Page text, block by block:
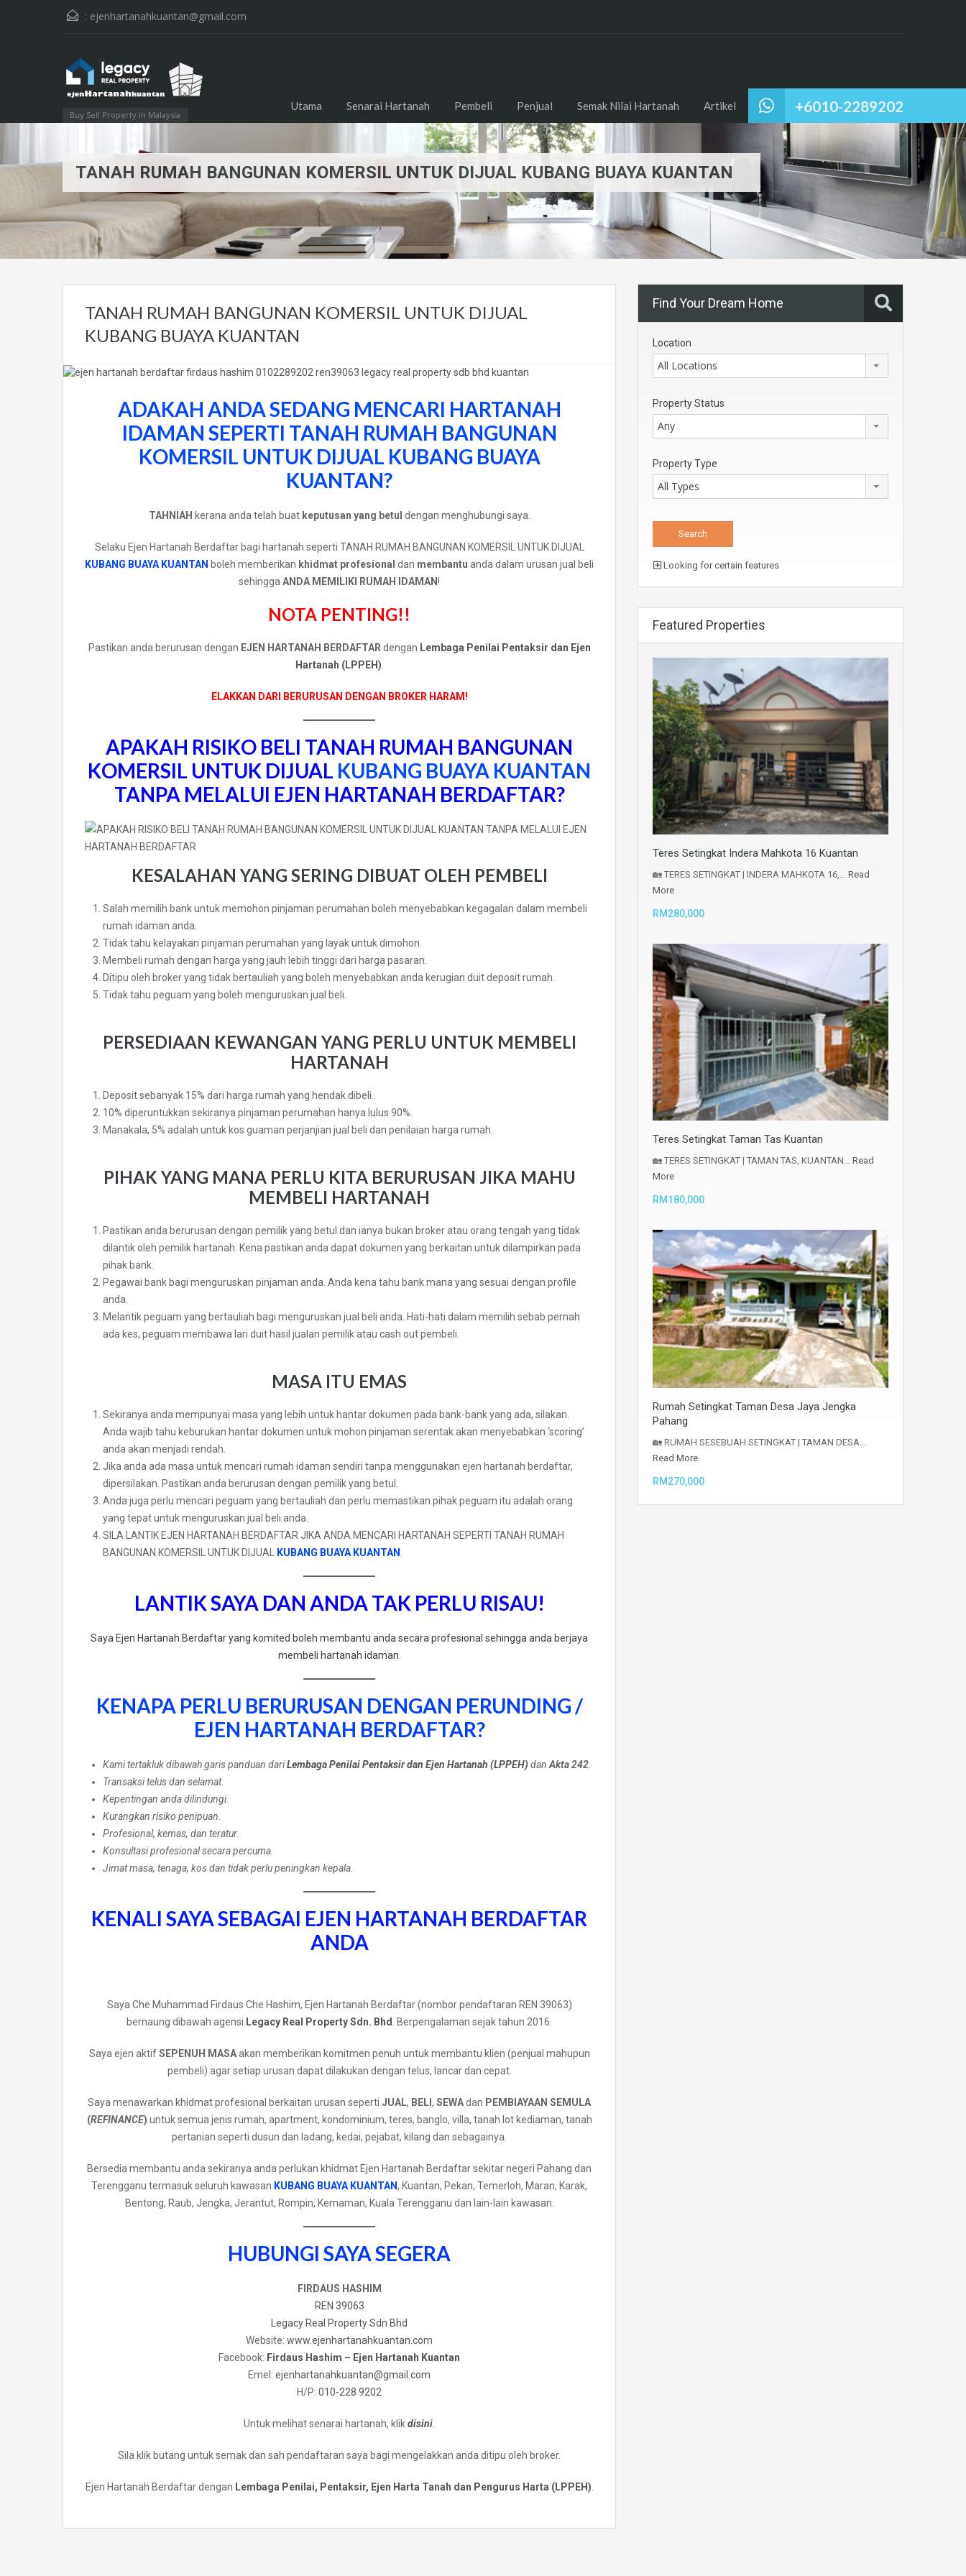
: ejenhartanahkuantan@gmail.com
Buy Sell Property in Malaysia +6010-2289202
Utama Senarai Hartanah Pembeli Penjual Semak Nilai Hartanah Artikel
TANAH RUMAH BANGUNAN KOMERSIL UNTUK DIJUAL KUBANG BUAYA KUANTAN
TANAH RUMAH BANGUNAN KOMERSIL UNTUK DIJUAL
KUBANG BUAYA KUANTAN
ADAKAH ANDA SEDANG MENCARI HARTANAH
IDAMAN SEPERTI TANAH RUMAH BANGUNAN
KOMERSIL UNTUK DIJUAL KUBANG BUAYA
KUANTAN?
TAHNIAH kerana anda telah buat keputusan yang betul dengan menghubungi saya.
Selaku Ejen Hartanah Berdaftar bagi hartanah seperti TANAH RUMAH BANGUNAN KOMERSIL UNTUK DIJUAL
KUBANG BUAYA KUANTAN boleh memberikan khidmat profesional dan membantu anda dalam urusan jual beli
sehinggaANDA MEMILIKI RUMAH IDAMAN!
NOTA PENTING!!
Pastikan anda berurusan dengan EJEN HARTANAH BERDAFTAR dengan Lembaga Penilai Pentaksir dan Ejen
Hartanah (LPPEH).
ELAKKAN DARI BERURUSAN DENGAN BROKER HARAM!
APAKAH RISIKO BELI TANAH RUMAH BANGUNAN
KOMERSIL UNTUK DIJUAL KUBANG BUAYA KUANTAN
TANPA MELALUI EJEN HARTANAH BERDAFTAR?
KESALAHAN YANG SERING DIBUAT OLEH PEMBELI
Salah memilih bank untuk memohon pinjaman perumahan boleh menyebabkan kegagalan dalam membeli
rumah idaman anda.
Tidak tahu kelayakan pinjaman perumahan yang layak untuk dimohon.
Membeli rumah dengan harga yang jauh lebih tinggi dari harga pasaran.
Ditipu oleh broker yang tidak bertauliah yang boleh menyebabkan anda kerugian duit deposit rumah.
Tidak tahu peguam yang boleh menguruskan jual beli.
PERSEDIAAN KEWANGAN YANG PERLU UNTUK MEMBELI
HARTANAH
Deposit sebanyak 15% dari harga rumah yang hendak dibeli.
10% diperuntukkan sekiranya pinjaman perumahan hanya lulus 90%.
Manakala, 5% adalah untuk kos guaman perjanjian jual beli dan penilaian harga rumah.
PIHAK YANG MANA PERLU KITA BERURUSAN JIKA MAHU
MEMBELI HARTANAH
Pastikan anda berurusan dengan pemilik yang betul dan ianya bukan broker atau orang tengah yang tidak
dilantik oleh pemilik hartanah. Kena pastikan anda dapat dokumen yang berkaitan untuk dilampirkan pada
pihak bank.
Pegawai bank bagi menguruskan pinjaman anda. Anda kena tahu bank mana yang sesuai dengan profile
anda.
Melantik peguam yang bertauliah bagi menguruskan jual beli anda. Hati-hati dalam memilih sebab pernah
ada kes, peguam membawa lari duit hasil jualan pemilik atau cash out pembeli.
MASA ITU EMAS
Sekiranya anda mempunyai masa yang lebih untuk hantar dokumen pada bank-bank yang ada, silakan.
Anda wajib tahu keburukan hantar dokumen untuk mohon pinjaman serentak akan menyebabkan ‘scoring’
anda akan menjadi rendah.
Jika anda ada masa untuk mencari rumah idaman sendiri tanpa menggunakan ejen hartanah berdaftar,
dipersilakan. Pastikan anda berurusan dengan pemilik yang betul.
Anda juga perlu mencari peguam yang bertauliah dan perlu memastikan pihak peguam itu adalah orang
yang tepat untuk menguruskan jual beli anda.
SILA LANTIK EJEN HARTANAH BERDAFTAR JIKA ANDA MENCARI HARTANAH SEPERTI TANAH RUMAH
BANGUNAN KOMERSIL UNTUK DIJUAL KUBANG BUAYA KUANTAN .
LANTIK SAYA DAN ANDA TAK PERLU RISAU!
Saya Ejen Hartanah Berdaftar yang komited boleh membantu anda secara profesional sehingga anda berjaya
membeli hartanah idaman.
KENAPA PERLU BERURUSAN DENGAN PERUNDING /
EJEN HARTANAH BERDAFTAR?
Kami tertakluk dibawah garis panduan dariLembaga Penilai Pentaksir dan Ejen Hartanah (LPPEH) danAkta 242.
Transaksi telus dan selamat.
Kepentingan anda dilindungi.
Kurangkan risiko penipuan.
Profesional, kemas, dan teratur.
Konsultasi profesional secara percuma.
Jimat masa, tenaga, kos dan tidak perlu peningkan kepala.
KENALI SAYA SEBAGAI EJEN HARTANAH BERDAFTAR
ANDA
Saya Che Muhammad Firdaus Che Hashim, Ejen Hartanah Berdaftar (nombor pendaftaran REN 39063)
bernaung dibawah agensi Legacy Real Property Sdn. Bhd. Berpengalaman sejak tahun 2016.
Saya ejen aktifSEPENUH MASAakan memberikan komitmen penuh untuk membantu klien (penjual mahupun
pembeli) agar setiap urusan dapat dilakukan dengan telus, lancar dan cepat.
Saya menawarkan khidmat profesional berkaitan urusan seperti JUAL, BELI , SEWAdan PEMBIAYAAN SEMULA
(REFINANCE) untuk semua jenis rumah, apartment, kondominium, teres, banglo, villa, tanah lot kediaman, tanah
pertanian seperti dusun dan ladang, kedai, pejabat, kilang dan sebagainya.
Bersedia membantu anda sekiranya anda perlukan khidmat Ejen Hartanah Berdaftar sekitar negeri Pahang dan
Terengganu termasuk seluruh kawasan KUBANG BUAYA KUANTAN, Kuantan, Pekan, Temerloh, Maran, Karak,
Bentong, Raub, Jengka, Jerantut, Rompin, Kemaman, Kuala Terengganu dan lain-lain kawasan.
HUBUNGI SAYA SEGERA
FIRDAUS HASHIM
REN 39063
Legacy Real Property Sdn Bhd
Website: www.ejenhartanahkuantan.com
Facebook: Firdaus Hashim – Ejen Hartanah Kuantan
Emel: ejenhartanahkuantan@gmail .com
H/P: 010-228 9202
Untuk melihat senarai hartanah, klikdisini.
Sila klik butang untuk semak dan sah pendaftaran saya bagi mengelakkan anda ditipu oleh broker.
Ejen Hartanah Berdaftar dengan Lembaga Penilai, Pentaksir, Ejen Harta Tanah dan Pengurus Harta (LPPEH).
Find Your Dream Home
Location
All Locations
Property Status
Any
Property Type
All Types
Looking for certain features
Featured Properties
Teres Setingkat Indera Mahkota 16 Kuantan
🏡 TERES SETINGKAT | INDERA MAHKOTA 16,… Read
More
RM280,000
Teres Setingkat Taman Tas Kuantan
🏡 TERES SETINGKAT | TAMAN TAS, KUANTAN… Read
More
RM180,000
Rumah Setingkat Taman Desa Jaya Jengka
Pahang
🏡 RUMAH SESEBUAH SETINGKAT | TAMAN DESA…
Read More
RM270,000